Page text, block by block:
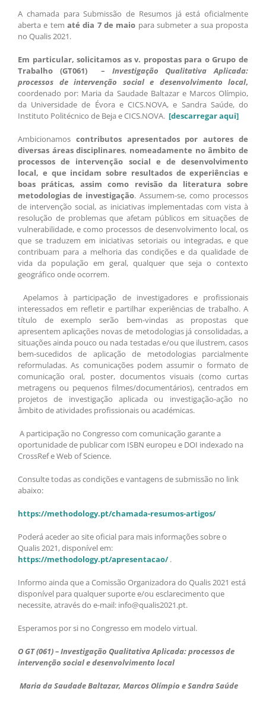
A chamada para Submissão de Resumos já está oficialmente
aberta e tem até dia 7 de maio para submeter a sua proposta
no Qualis 2021.
Em particular, solicitamos as v. propostas para o Grupo de
Trabalho (GT061) – Investigação Qualitativa Aplicada:
processos de intervenção social e desenvolvimento local,
coordenado por: Maria da Saudade Baltazar e Marcos Olímpio,
da Universidade de Évora e CICS.NOVA, e Sandra Saúde, do
Instituto Politécnico de Beja e CICS.NOVA. [descarregar aqui]
Ambicionamos contributos apresentados por autores de
diversas áreas disciplinares, nomeadamente no âmbito de
processos de intervenção social e de desenvolvimento
local, e que incidam sobre resultados de experiências e
boas práticas, assim como revisão da literatura sobre
metodologias de investigação. Assumem-se, como processos
de intervenção social, as iniciativas implementadas com vista à
resolução de problemas que afetam públicos em situações de
vulnerabilidade, e como processos de desenvolvimento local, os
que se traduzem em iniciativas setoriais ou integradas, e que
contribuam para a melhoria das condições e da qualidade de
vida da população em geral, qualquer que seja o contexto
geográfico onde ocorrem.
Apelamos à participação de investigadores e profissionais
interessados em refletir e partilhar experiências de trabalho. A
título de exemplo serão bem-vindas as propostas que
apresentem aplicações novas de metodologias já consolidadas, a
situações ainda pouco ou nada testadas e/ou que ilustrem, casos
bem-sucedidos de aplicação de metodologias parcialmente
reformuladas. As comunicações podem assumir o formato de
comunicação oral, poster, documentos visuais (como curtas
metragens ou pequenos filmes/documentários), centrados em
projetos de investigação aplicada ou investigação-ação no
âmbito de atividades profissionais ou académicas.
A participação no Congresso com comunicação garante a
oportunidade de publicar com ISBN europeu e DOI indexado na
CrossRef e Web of Science.
Consulte todas as condições e vantagens de submissão no link
abaixo:
https://methodology.pt/chamada-resumos-artigos/
Poderá aceder ao site oficial para mais informações sobre o
Qualis 2021, disponível em:
https://methodology.pt/apresentacao/.
Informo ainda que a Comissão Organizadora do Qualis 2021 está
disponível para qualquer suporte e/ou esclarecimento que
necessite, através do e-mail: info@qualis2021.pt.
Esperamos por si no Congresso em modelo virtual.
O GT (061) –Investigação Qualitativa Aplicada: processos de
intervenção social e desenvolvimento local
Maria da Saudade Baltazar, Marcos Olímpio e Sandra Saúde